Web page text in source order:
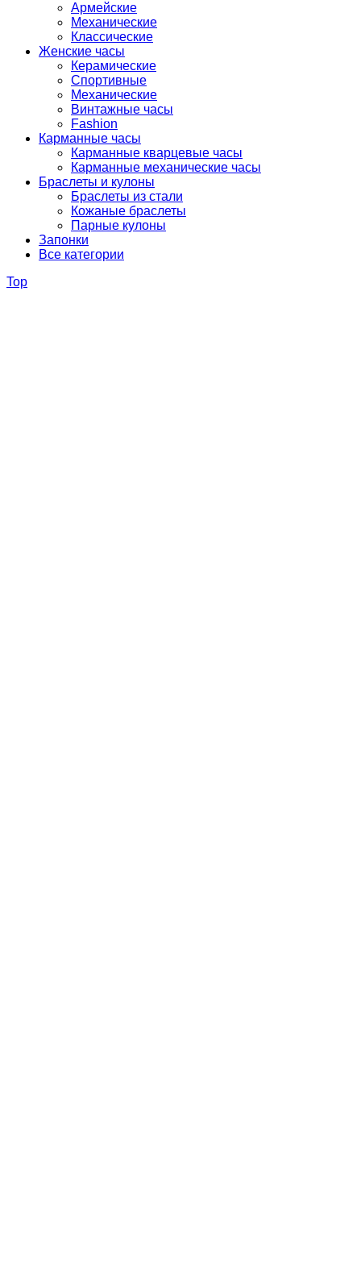
Армейские
Механические
Классические
Женские часы
Керамические
Спортивные
Механические
Винтажные часы
Fashion
Карманные часы
Карманные кварцевые часы
Карманные механические часы
Браслеты и кулоны
Браслеты из стали
Кожаные браслеты
Парные кулоны
Запонки
Все категории
Top